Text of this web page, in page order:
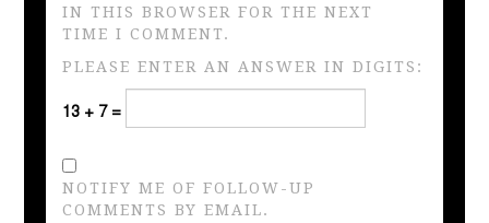
IN THIS BROWSER FOR THE NEXT
TIME I COMMENT.
PLEASE ENTER AN ANSWER IN DIGITS:
13 + 7 =
NOTIFY ME OF FOLLOW-UP
COMMENTS BY EMAIL.